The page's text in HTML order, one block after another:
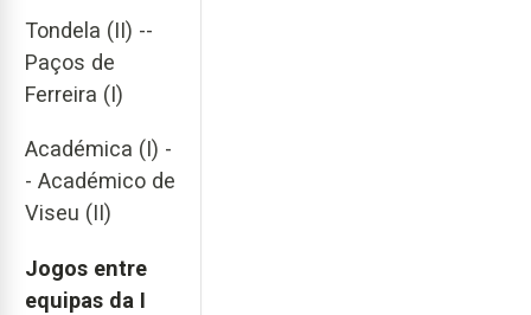
Tondela (II) --
Paços de
Ferreira (I)
Académica (I) -
- Académico de
Viseu (II)
Jogos entre
equipas da I